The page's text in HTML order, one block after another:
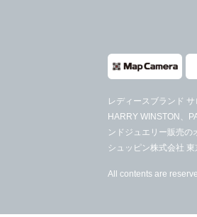
レディースブランド
HARRY WINSTON、
ンドジュエリー販売の
シュッピン株式会社
All contents are